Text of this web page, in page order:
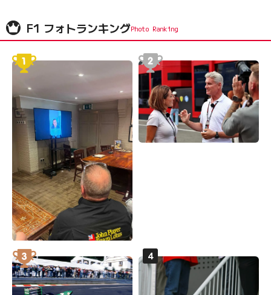
F1 フォトランキング